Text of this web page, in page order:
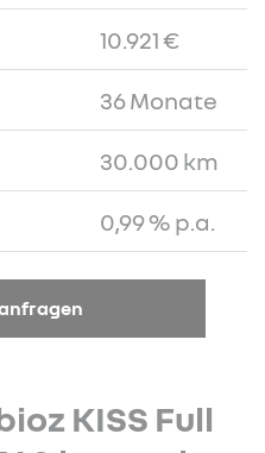
10.921 €
36 Monate
30.000 km
0,99 % p.a.
KISS Full